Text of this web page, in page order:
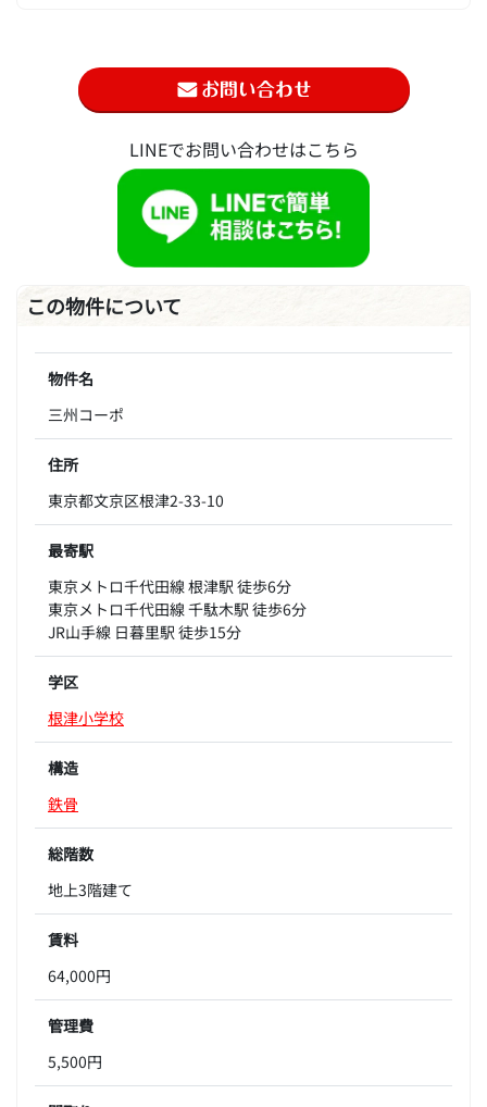
LINEでお問い合わせはこちら
この物件について
物件名
三州コーポ
住所
東京都文京区根津2-33-10
最寄駅
東京メトロ千代田線 根津駅 徒歩6分
東京メトロ千代田線 千駄木駅 徒歩6分
JR山手線 日暮里駅 徒歩15分
学区
根津小学校
構造
鉄骨
総階数
地上3階建て
賃料
64,000円
管理費
5,500円